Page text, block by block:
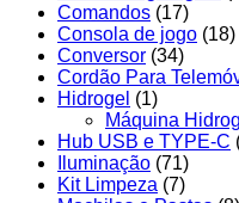
Comandos (17)
Consola de jogo (18)
Conversor (34)
Cordão Para
Hidrogel (1)
Máquina
Hub USB e TYPE-C
Iluminação (71)
Kit Limpeza (7)